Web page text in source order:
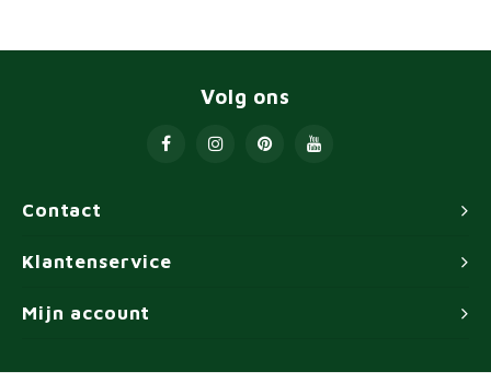
Contact
Volg ons
Klantenservice
Mijn account